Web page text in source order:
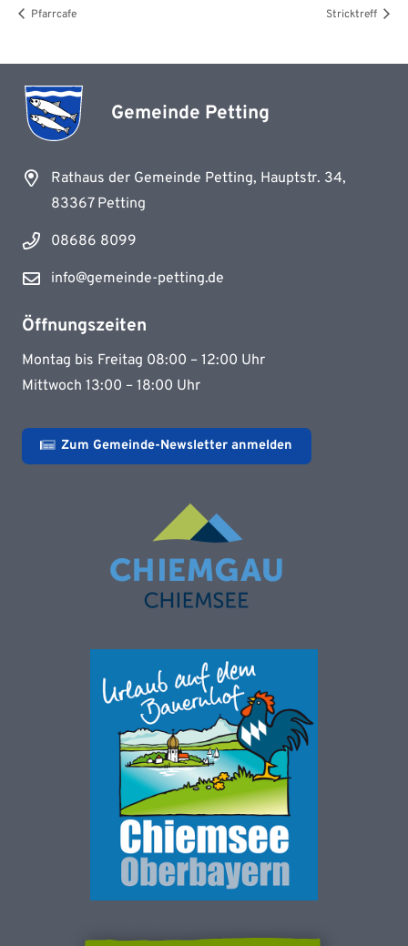
Pfarrcafe Stricktreff
Gemeinde Petting
Rathaus der Gemeinde Petting, Hauptstr. 34,
83367 Petting
08686 8099
info@gemeinde-petting.de
Öffnungszeiten
Montag bis Freitag 08:00 – 12:00 Uhr
Mittwoch 13:00 – 18:00 Uhr
Zum Gemeinde-Newsletter anmelden